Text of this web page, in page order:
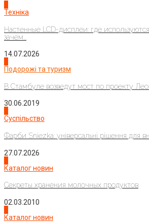
Техніка
Настенные LCD-дисплеи: где
зачем...
14.07.2026
Подорожі та туризм
В Стамбуле возведут мост по проекту
30.06.2019
Суспільство
Фарби Sniezka: універсальні рішення для
27.07.2026
Каталог новин
Секреты хранения молочных продуктов
02.03.2010
Каталог новин